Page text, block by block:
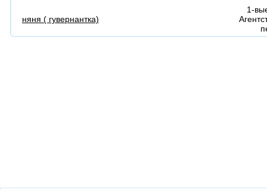
няня ( гувернантка)
1-